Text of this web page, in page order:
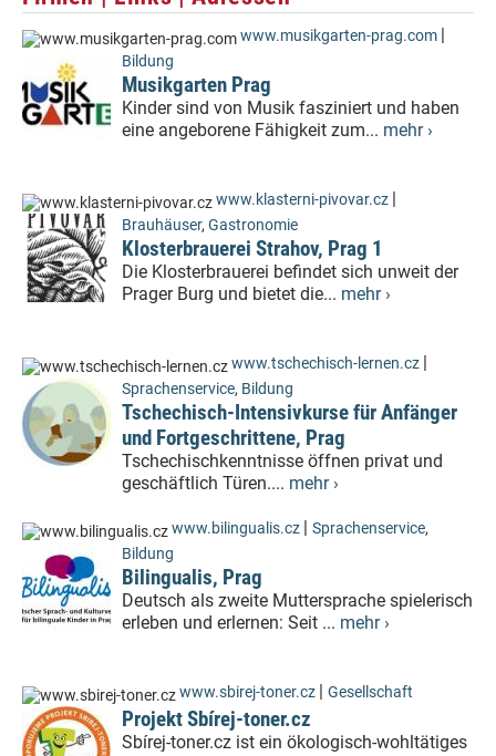
www.musikgarten-prag.com |
Bildung
Musikgarten Prag
Kinder sind von Musik fasziniert und haben
eine angeborene Fähigkeit zum... mehr ›
www.klasterni-pivovar.cz |
Brauhäuser, Gastronomie
Klosterbrauerei Strahov, Prag 1
Die Klosterbrauerei befindet sich unweit der
Prager Burg und bietet die... mehr ›
www.tschechisch-lernen.cz |
Sprachenservice, Bildung
Tschechisch-Intensivkurse für Anfänger
und Fortgeschrittene, Prag
Tschechischkenntnisse öffnen privat und
geschäftlich Türen.... mehr ›
www.bilingualis.cz | Sprachenservice,
Bildung
Bilingualis, Prag
Deutsch als zweite Muttersprache spielerisch
erleben und erlernen: Seit ... mehr ›
www.sbirej-toner.cz | Gesellschaft
Projekt Sbírej-toner.cz
Sbírej-toner.cz ist ein ökologisch-wohltätiges